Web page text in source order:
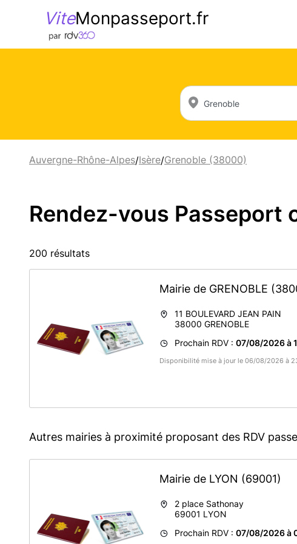
ViteMonpasseport.fr
Auvergne-Rhône-Alpes/Isère/Grenoble (38000)
Rendez-vous Passeport
200 résultats
Mairie de GRENOBLE
11 BOULEVARD JEAN PAIN
38000 GRENOBLE
Prochain RDV : 07/08/2026 à
Disponibilité mise à jour le 06/08/2026 à
Autres mairies à proximité proposant des RDV
Mairie de LYON (69001)
2 place Sathonay
69001 LYON
Prochain RDV : 07/08/2026 à